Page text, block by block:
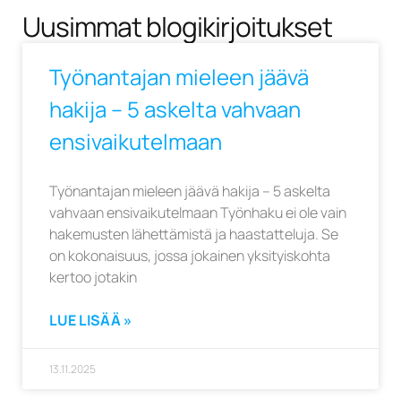
Uusimmat blogikirjoitukset
Työnantajan mieleen jäävä
hakija – 5 askelta vahvaan
ensivaikutelmaan
Työnantajan mieleen jäävä hakija – 5 askelta
vahvaan ensivaikutelmaan Työnhaku ei ole vain
hakemusten lähettämistä ja haastatteluja. Se
on kokonaisuus, jossa jokainen yksityiskohta
kertoo jotakin
LUE LISÄÄ »
13.11.2025